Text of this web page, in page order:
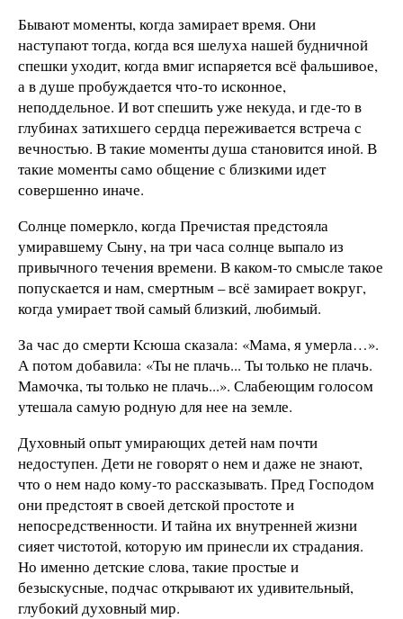
Бывают моменты, когда замирает время. Они
наступают тогда, когда вся шелуха нашей будничной
спешки уходит, когда вмиг испаряется всё фальшивое,
а в душе пробуждается что-то исконное,
неподдельное. И вот спешить уже некуда, и где-то в
глубинах затихшего сердца переживается встреча с
вечностью. В такие моменты душа становится иной. В
такие моменты само общение с близкими идет
совершенно иначе.
Солнце померкло, когда Пречистая предстояла
умиравшему Сыну, на три часа солнце выпало из
привычного течения времени. В каком-то смысле такое
попускается и нам, смертным – всё замирает вокруг,
когда умирает твой самый близкий, любимый.
За час до смерти Ксюша сказала: «Мама, я умерла…».
А потом добавила: «Ты не плачь... Ты только не плачь.
Мамочка, ты только не плачь...». Слабеющим голосом
утешала самую родную для нее на земле.
Духовный опыт умирающих детей нам почти
недоступен. Дети не говорят о нем и даже не знают,
что о нем надо кому-то рассказывать. Пред Господом
они предстоят в своей детской простоте и
непосредственности. И тайна их внутренней жизни
сияет чистотой, которую им принесли их страдания.
Но именно детские слова, такие простые и
безыскусные, подчас открывают их удивительный,
глубокий духовный мир.